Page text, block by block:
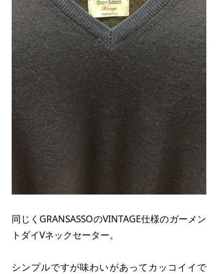
同じくGRANSASSOのVINTAGE仕様のガーメン
トダイVネックセーター。
シンプルですが味わいがあってカッコイイで